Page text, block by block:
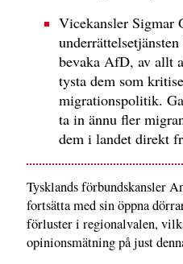
Vicekansler Sigmar
bevaka AfD, av allt
tysta dem som
migrationspolitik.
ta in ännu fler
dem i landet direkt
Tysklands förbundskansler
fortsätta med sin öppna
förluster i regionalvalen,
opinionsmätning på just